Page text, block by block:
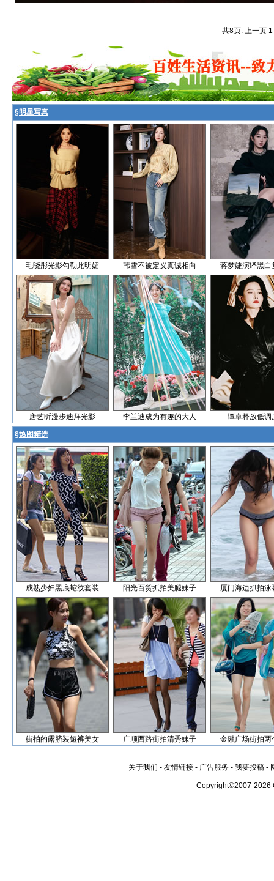
共8页: 上一页 1
§明星写真
毛晓彤光影勾勒此明媚 韩雪不被定义真诚相向 蒋梦婕演绎黑白
唐艺昕漫步迪拜光影 李兰迪成为有趣的大人 谭卓释放低调
§热图精选
成熟少妇黑底蛇纹套装 阳光百货抓拍美腿妹子 厦门海边抓拍泳
街拍的露脐装短裤美女 广顺西路街拍清秀妹子 金融广场街拍两
关于我们 - 友情链接 - 广告服务 - 我要投稿 -
Copyright©2007-2026